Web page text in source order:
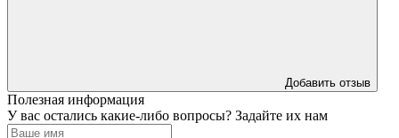
Добавить отзыв
Полезная информация
У вас остались какие-либо вопросы? Задайте их нам